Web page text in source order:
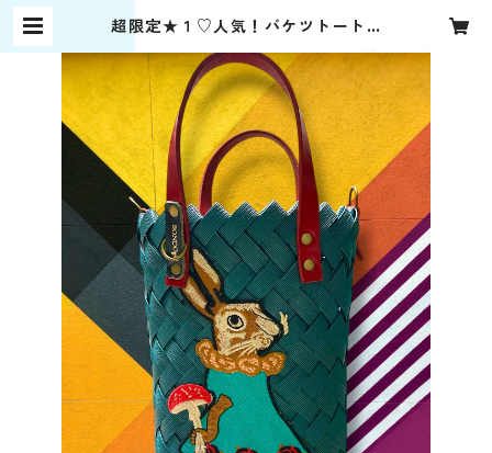
超限定★１♡人気！バケツトート✰
| ボンドガール